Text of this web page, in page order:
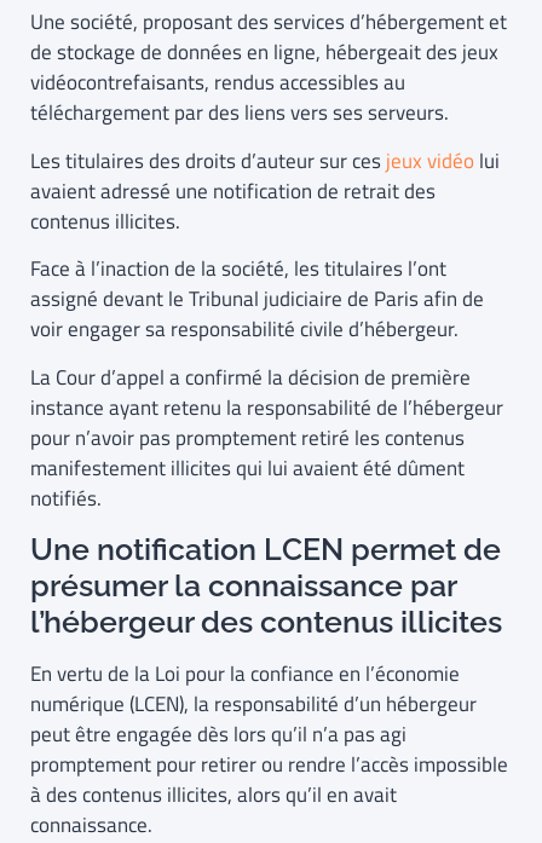
Une société, proposant des services d’hébergement et
de stockage de données en ligne, hébergeait des jeux
vidéocontrefaisants, rendus accessibles au
téléchargement par des liens vers ses serveurs.
Les titulaires des droits d’auteur sur cesjeux vidéo lui
avaient adressé une notification de retrait des
contenus illicites.
Face à l’inaction de la société, les titulaires l’ont
assigné devant le Tribunal judiciaire de Paris afin de
voir engager sa responsabilité civile d’hébergeur.
La Cour d’appel a confirmé la décision de première
instance ayant retenu la responsabilité de l’hébergeur
pour n’avoir pas promptement retiré les contenus
manifestement illicites qui lui avaient été dûment
notifiés.
Une notification LCEN permet de
présumer la connaissance par
l’hébergeur des contenus illicites
En vertu de la Loi pour la confiance en l’économie
numérique (LCEN), la responsabilité d’un hébergeur
peut être engagée dès lors qu’il n’a pas agi
promptement pour retirer ou rendre l’accès impossible
à des contenus illicites, alors qu’il en avait
connaissance.